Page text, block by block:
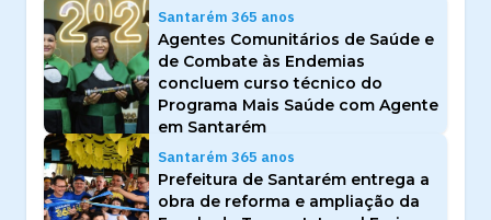
Santarém 365 anos
Agentes Comunitários de Saúde e
de Combate às Endemias
concluem curso técnico do
Programa Mais Saúde com Agente
em Santarém
Santarém 365 anos
Prefeitura de Santarém entrega a
obra de reforma e ampliação da